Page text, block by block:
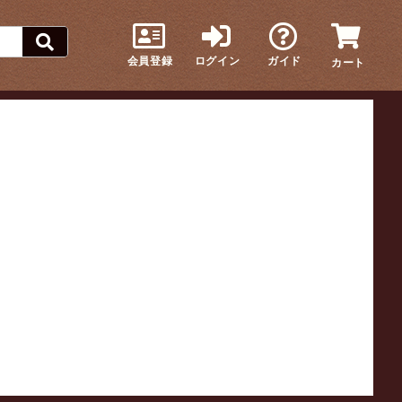
会員登録 ログイン ガイド カート